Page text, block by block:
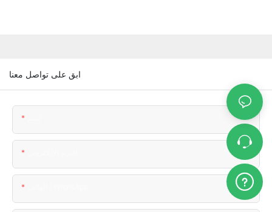
ابق على تواصل معنا